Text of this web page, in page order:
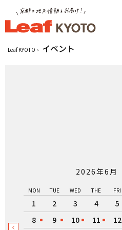
Leaf KYOTO イベント
2026年6月
MON TUE WED THE FRI
1 2 3 4 5
8
9 10 11 12